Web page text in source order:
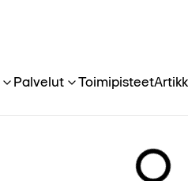
Palvelut Toimipisteet